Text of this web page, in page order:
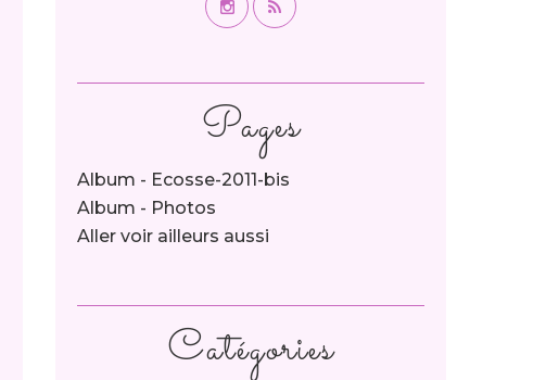
Catégories
Pages
Album - Ecosse-2011-bis
Album - Photos
Aller voir ailleurs aussi